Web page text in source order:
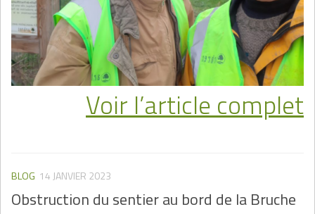
Voir l’article complet
BLOG 14 JANVIER 2023
Obstruction du sentier au bord de la Bruche